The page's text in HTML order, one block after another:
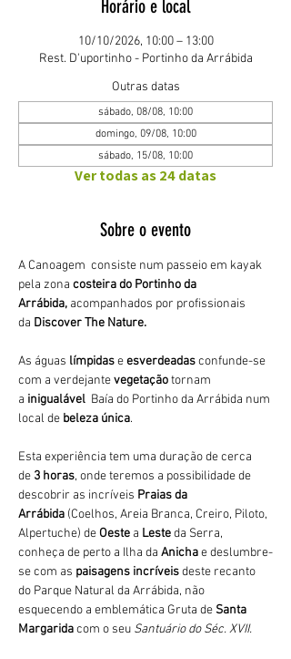
Horário e local
10/10/2026, 10:00 – 13:00
Rest. D'uportinho - Portinho da Arrábida
Outras datas
sábado, 08/08, 10:00
domingo, 09/08, 10:00
sábado, 15/08, 10:00
Ver todas as 24 datas
Sobre o evento
A Canoagem  consiste num passeio em kayak
pela zona costeira do Portinho da
Arrábida, acompanhados por profissionais
da Discover The Nature.
As águas límpidas e esverdeadas confunde-se
com a verdejante vegetação tornam
a inigualável Baía do Portinho da Arrábida num
local de beleza única.
Esta experiência tem uma duração de cerca
de 3 horas, onde teremos a possibilidade de
descobrir as incríveis Praias da
Arrábida (Coelhos, Areia Branca, Creiro, Piloto,
Alpertuche) de Oeste a Leste da Serra,
conheça de perto a Ilha da Anicha e deslumbre-
se com as paisagens incríveis deste recanto
do Parque Natural da Arrábida, não
esquecendo a emblemática Gruta de Santa
Margarida com o seu Santuário do Séc. XVII.